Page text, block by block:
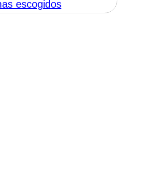
escogidos